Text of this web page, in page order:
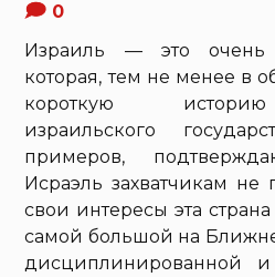
0
Израиль — это очень
которая, тем не менее в
короткую
израильского
примеров,
Исраэль захватчикам не
свои интересы эта
самой большой на
дисциплинированной и